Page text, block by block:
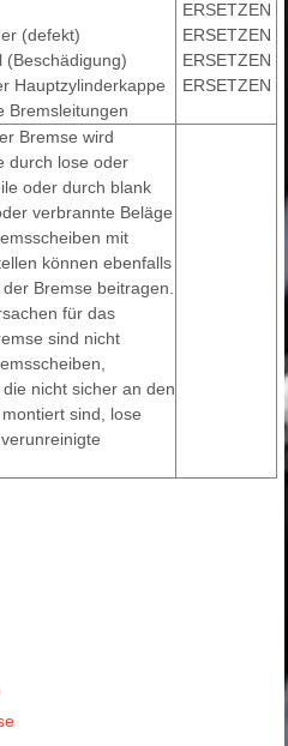
(defekt)
(Beschädigung)
Hauptzylinderkappe
Bremsleitungen
ERSETZEN
ERSETZEN
ERSETZEN
ERSETZEN
Bremse wird
durch lose oder
oder durch blank
verbrannte Beläge
mit
können ebenfalls
Bremse beitragen.
für das
sind nicht
nicht sicher an den
sind, lose